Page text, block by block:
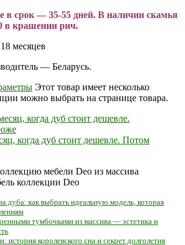
в срок — 35-55 дней. В наличии скамья
в крашении рич.
месяцев
— Беларусь.
Этот товар имеет несколько
можно выбрать на странице товара.
когда дуб стоит дешевле. Потом
коллекции Deo
дуба: как выбрать идеальную модель, которая
тумбочками из массива — эстетика и
история королевского сна и секрет долголетия